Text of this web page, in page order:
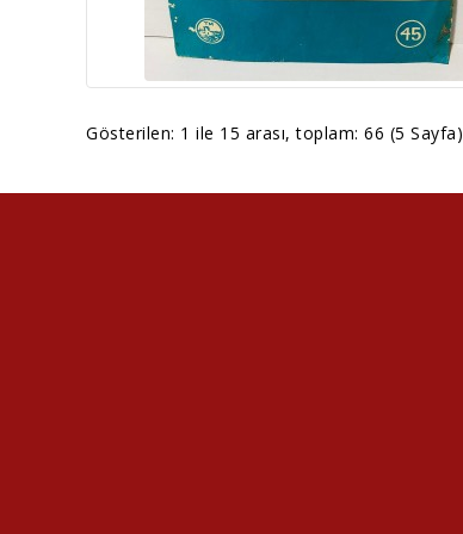
Gösterilen: 1 ile 15 arası, toplam: 66 (5 Sayfa)